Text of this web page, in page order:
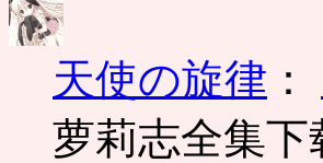
天使の旋律 ：
萝莉志全集下